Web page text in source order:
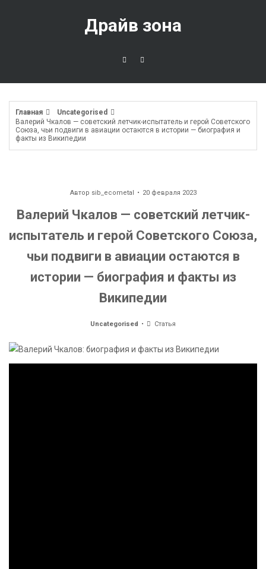
Драйв зона
Главная
Uncategorised
Валерий Чкалов — советский летчик-испытатель и герой Советского
Союза, чьи подвиги в авиации остаются в истории — биография и
факты из Википедии
Автор sib_ecometal 20 февраля 2023
Валерий Чкалов — советский летчик-
испытатель и герой Советского Союза,
чьи подвиги в авиации остаются в
истории — биография и факты из
Википедии
Uncategorised Статья